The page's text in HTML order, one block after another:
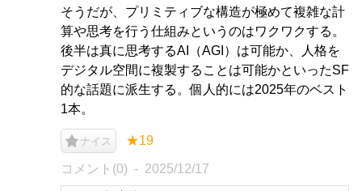
そうだが、プリミティブな構造が極めて複雑な計
算や思考を行う仕組みというのはワクワクする。
後半は真に思考するAI（AGI）は可能か、人格を
デジタル空間に複製することは可能かといったSF
的な話題に派生する。個人的には2025年のベスト
1本。
ナイス ★19
コメント(0) 2025/12/17